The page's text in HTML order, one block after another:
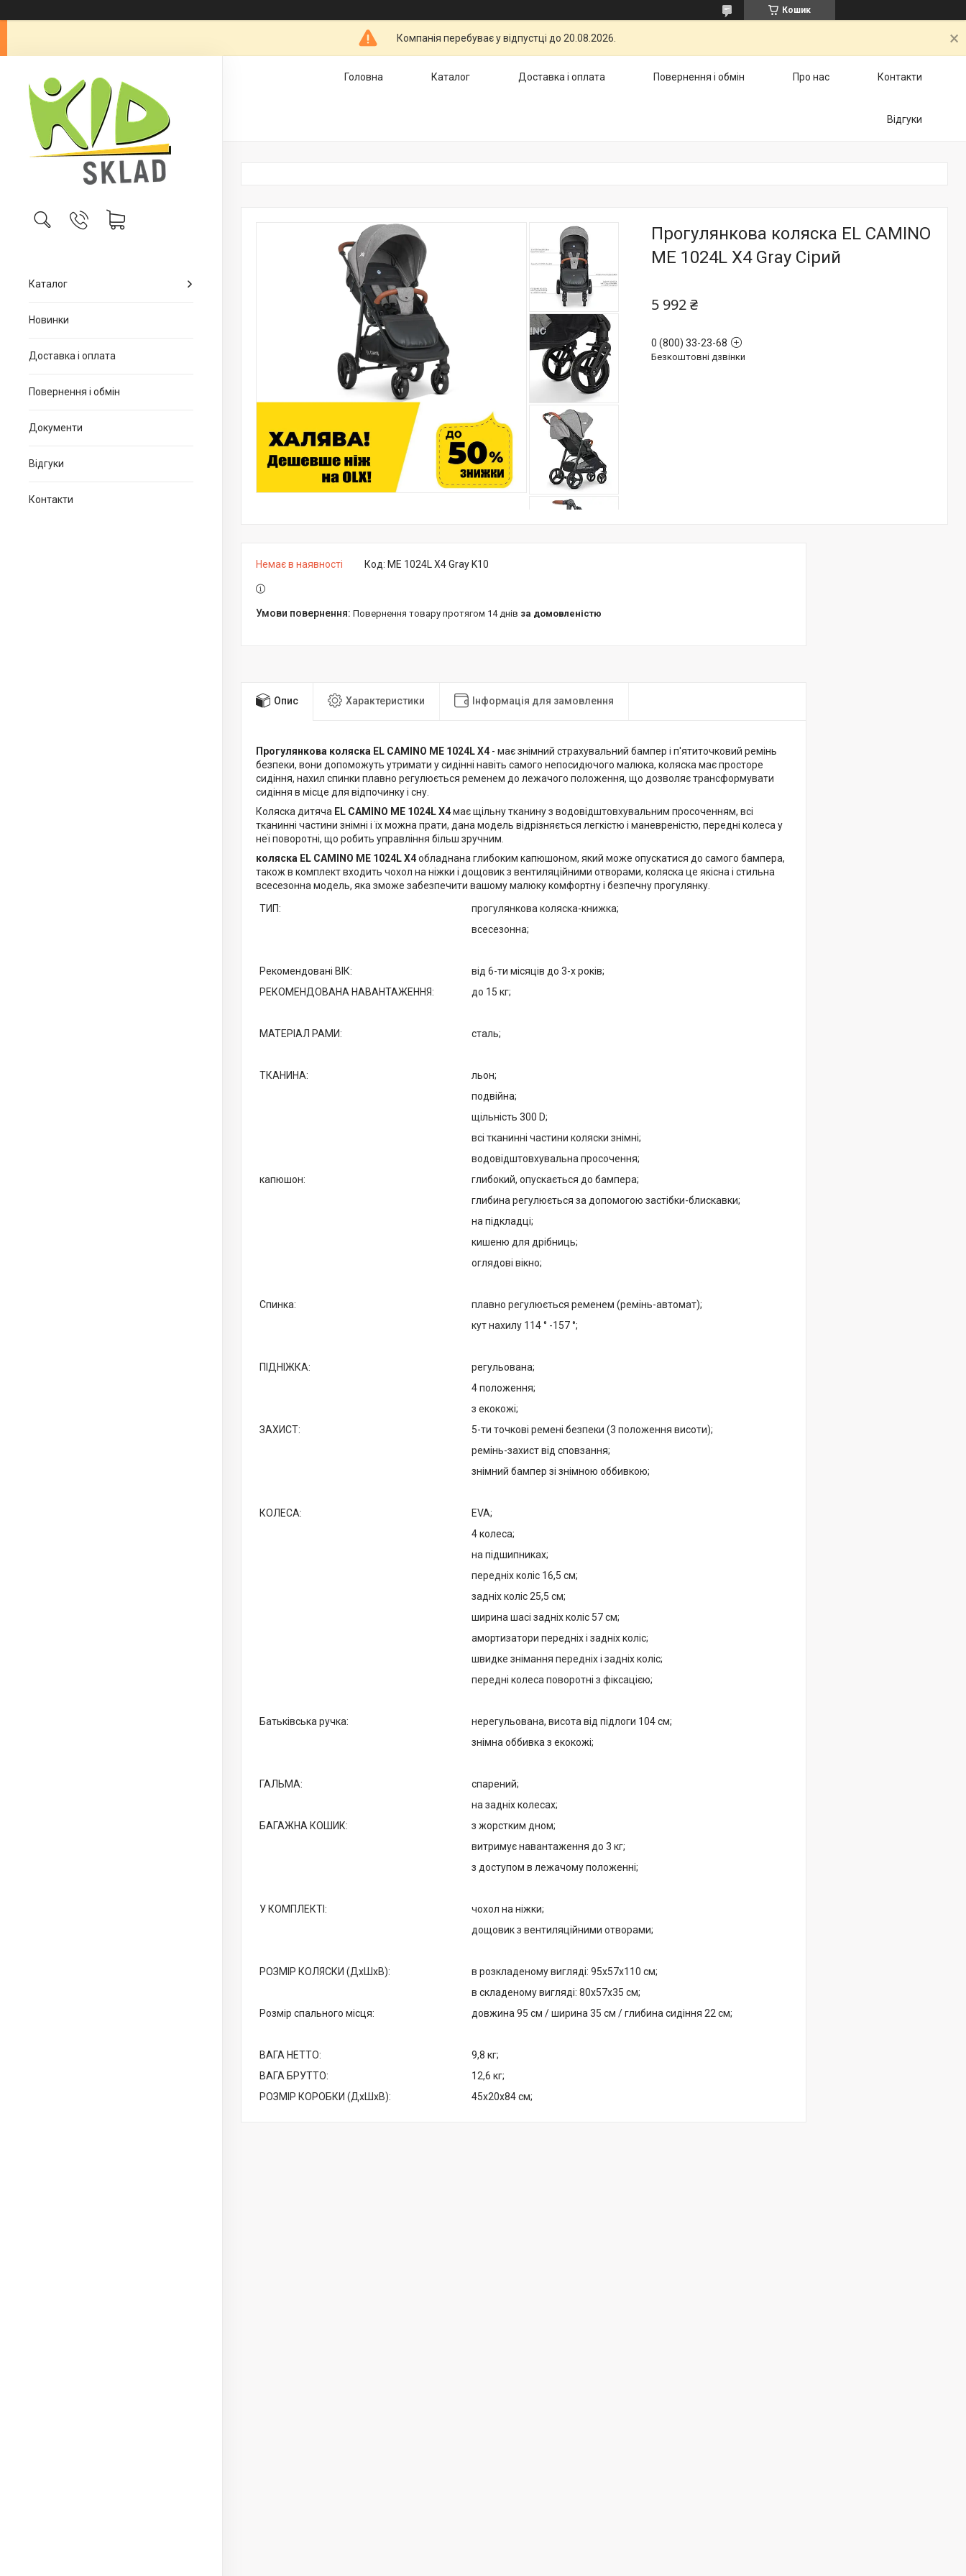
Кошик
Компанія перебуває у відпустці до 20.08.2026.
Каталог
Новинки
Доставка і оплата
Повернення і обмін
Документи
Відгуки
Контакти
Головна Каталог Доставка і оплата Повернення і обмін Про нас Контакти
Відгуки
Прогулянкова коляска EL CAMINO
ME 1024L X4 Gray Сірий
5 992 ₴
0 (800) 33-23-68
Безкоштовні дзвінки
Немає в наявності Код: ME 1024L X4 Gray K10
повернення товару протягом 14 днів за домовленістю
Опис Характеристики Інформація для замовлення
Прогулянкова коляска EL CAMINO ME 1024L X4 - має знімний страхувальний бампер і п'ятиточковий ремінь
безпеки, вони допоможуть утримати у сидінні навіть самого непосидючого малюка, коляска має просторе
сидіння, нахил спинки плавно регулюється ременем до лежачого положення, що дозволяє трансформувати
сидіння в місце для відпочинку і сну.
Коляска дитяча EL CAMINO ME 1024L X4має щільну тканину з водовідштовхувальним просоченням, всі
тканинні частини знімні і їх можна прати, дана модель відрізняється легкістю і маневреністю, передні колеса у
неї поворотні, що робить управління більш зручним.
коляска EL CAMINO ME 1024L X4обладнана глибоким капюшоном, який може опускатися до самого бампера,
також в комплект входить чохол на ніжки і дощовик з вентиляційними отворами, коляска це якісна і стильна
всесезонна модель, яка зможе забезпечити вашому малюку комфортну і безпечну прогулянку.
ТИП:
прогулянкова коляска-книжка;
всесезонна;
Рекомендовані ВІК:
від 6-ти місяців до 3-х років;
РЕКОМЕНДОВАНА НАВАНТАЖЕННЯ:
до 15 кг;
МАТЕРІАЛ РАМИ: сталь;
ТКАНИНА:
льон;
подвійна;
щільність 300 D;
всі тканинні частини коляски знімні;
водовідштовхувальна просочення;
капюшон:
глибокий, опускається до бампера;
глибина регулюється за допомогою застібки-блискавки;
на підкладці;
кишеню для дрібниць;
оглядові вікно;
Спинка:
плавно регулюється ременем (ремінь-автомат);
кут нахилу 114 ° -157 °;
ПІДНІЖКА:
регульована;
4 положення;
з екокожі;
ЗАХИСТ:
5-ти точкові ремені безпеки (3 положення висоти);
ремінь-захист від сповзання;
знімний бампер зі знімною оббивкою;
КОЛЕСА:
EVA;
4 колеса;
на підшипниках;
передніх коліс 16,5 см;
задніх коліс 25,5 см;
ширина шасі задніх коліс 57 см;
амортизатори передніх і задніх коліс;
швидке знімання передніх і задніх коліс;
передні колеса поворотні з фіксацією;
Батьківська ручка:
нерегульована, висота від підлоги 104 см;
знімна оббивка з екокожі;
ГАЛЬМА:
спарений;
на задніх колесах;
БАГАЖНА КОШИК:
з жорстким дном;
витримує навантаження до 3 кг;
з доступом в лежачому положенні;
У КОМПЛЕКТІ:
чохол на ніжки;
дощовик з вентиляційними отворами;
РОЗМІР КОЛЯСКИ (ДхШхВ):
в розкладеному вигляді: 95х57х110 см;
в складеному вигляді: 80х57х35 см;
Розмір спального місця:
довжина 95 см / ширина 35 см / глибина сидіння 22 см;
ВАГА НЕТТО:
9,8 кг;
ВАГА БРУТТО:
12,6 кг;
РОЗМІР КОРОБКИ (ДхШхВ):
45х20х84 см;